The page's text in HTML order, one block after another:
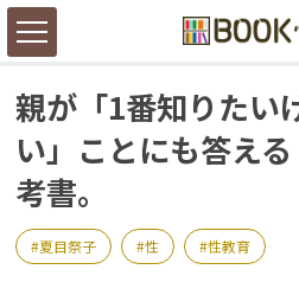
親が「1番知りたい
い」ことにも答え
考書。
夏目祭子 性 性教育